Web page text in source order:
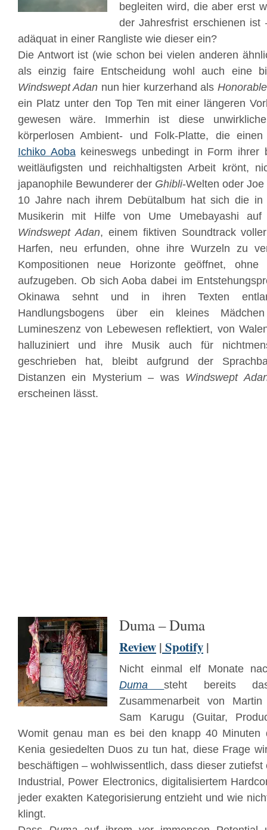
begleiten wird, die aber erst
der Jahresfrist erschienen
adäquat in einer Rangliste wie dieser ein?
Die Antwort ist (wie schon bei vielen anderen
als einzig faire Entscheidung wohl auch eine
Windswept Adan nun hier kurzerhand als
ein Platz unter den Top Ten mit einer längeren
gewesen wäre. Immerhin ist diese
körperlosen Ambient- und Folk-Platte, die
Ichiko Aobakeineswegs unbedingt in Form ihrer
weitläufigsten und reichhaltigsten Arbeit krönt,
japanophile Bewunderer der Ghibli-Welten oder
10 Jahre nach ihrem Debütalbum hat sich die in
Musikerin mit Hilfe von Ume Umebayashi auf
Windswept Adan, einem fiktiven Soundtrack
Harfen, neu erfunden, ohne ihre Wurzeln zu
Kompositionen neue Horizonte geöffnet,
aufzugeben. Ob sich Aoba dabei im
Okinawa sehnt und in ihren Texten
Handlungsbogens über ein kleines
Lumineszenz von Lebewesen reflektiert, von
halluziniert und ihre Musik auch für
geschrieben hat, bleibt aufgrund der
Distanzen ein Mysterium – was Windswept
erscheinen lässt.
Duma – Duma
Review | Spotify |
Nicht einmal elf Monate
Duma
steht bereits
Zusammenarbeit von
Sam Karugu (Guitar,
Womit genau man es bei den knapp 40 Minuten
Kenia gesiedelten Duos zu tun hat, diese Frage
beschäftigen – wohlwissentlich, dass dieser
Industrial, Power Electronics, digitalisiertem
jeder exakten Kategorisierung entzieht und wie
klingt.